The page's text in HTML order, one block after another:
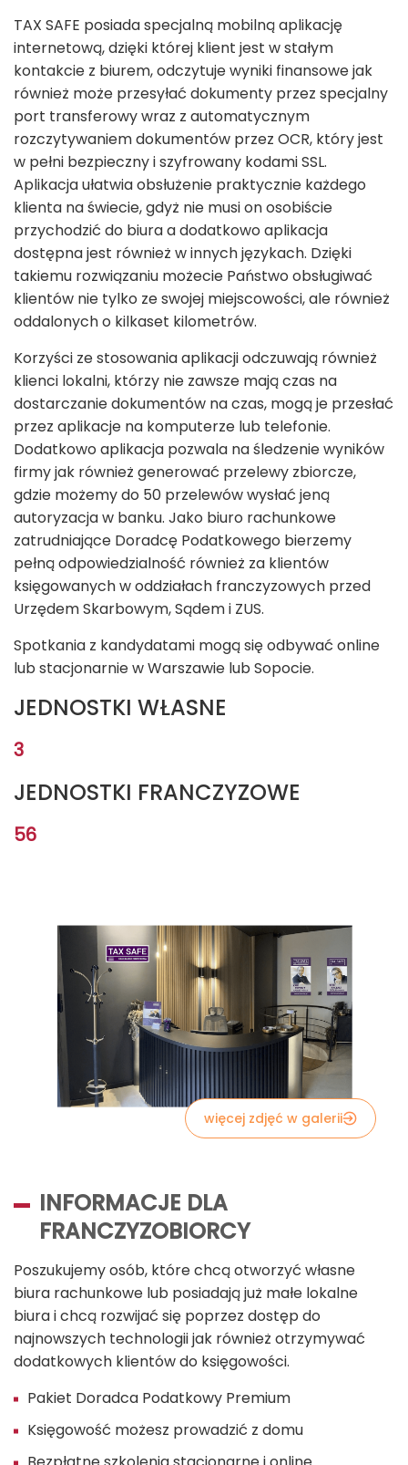
TAX SAFE posiada specjalną mobilną aplikację
internetową, dzięki której klient jest w stałym
kontakcie z biurem, odczytuje wyniki finansowe jak
również może przesyłać dokumenty przez specjalny
port transferowy wraz z automatycznym
rozczytywaniem dokumentów przez OCR, który jest
w pełni bezpieczny i szyfrowany kodami SSL.
Aplikacja ułatwia obsłużenie praktycznie każdego
klienta na świecie, gdyż nie musi on osobiście
przychodzić do biura a dodatkowo aplikacja
dostępna jest również w innych językach. Dzięki
takiemu rozwiązaniu możecie Państwo obsługiwać
klientów nie tylko ze swojej miejscowości, ale również
oddalonych o kilkaset kilometrów.
Korzyści ze stosowania aplikacji odczuwają również
klienci lokalni, którzy nie zawsze mają czas na
dostarczanie dokumentów na czas, mogą je przesłać
przez aplikacje na komputerze lub telefonie.
Dodatkowo aplikacja pozwala na śledzenie wyników
firmy jak również generować przelewy zbiorcze,
gdzie możemy do 50 przelewów wysłać jeną
autoryzacja w banku. Jako biuro rachunkowe
zatrudniające Doradcę Podatkowego bierzemy
pełną odpowiedzialność również za klientów
księgowanych w oddziałach franczyzowych przed
Urzędem Skarbowym, Sądem i ZUS.
Spotkania z kandydatami mogą się odbywać online
lub stacjonarnie w Warszawie lub Sopocie.
JEDNOSTKI WŁASNE
3
JEDNOSTKI FRANCZYZOWE
56
więcej zdjęć w galerii
INFORMACJE DLA
FRANCZYZOBIORCY
Poszukujemy osób, które chcą otworzyć własne
biura rachunkowe lub posiadają już małe lokalne
biura i chcą rozwijać się poprzez dostęp do
najnowszych technologii jak również otrzymywać
dodatkowych klientów do księgowości.
Pakiet Doradca Podatkowy Premium
Księgowość możesz prowadzić z domu